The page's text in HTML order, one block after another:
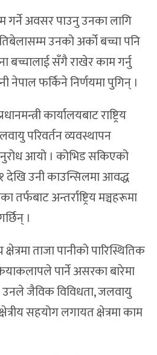
गर्ने अवसर पाउनु उनका लागि
उनको अर्को बच्चा पनि
बच्चालाई सँगै राखेर काम गर्नु
फर्किने निर्णयमा पुगिन् ।
कार्यालयबाट राष्ट्रिय
परिवर्तन व्यवस्थापन
आयो । कोभिड सकिएको
उनी काउन्सिलमा आवद्ध
अन्तर्राष्ट्रिय मञ्चहरूमा
।
ताजा पानीको पारिस्थितिक
पार्ने असरका बारेमा
जैविक विविधता, जलवायु
सहयोग लगायत क्षेत्रमा काम